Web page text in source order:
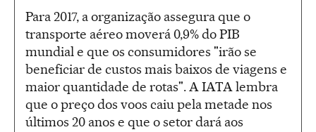
Para 2017, a organização assegura que o
transporte aéreo moverá 0,9% do PIB
mundial e que os consumidores "irão se
beneficiar de custos mais baixos de viagens e
maior quantidade de rotas". A IATA lembra
que o preço dos voos caiu pela metade nos
últimos 20 anos e que o setor dará aos